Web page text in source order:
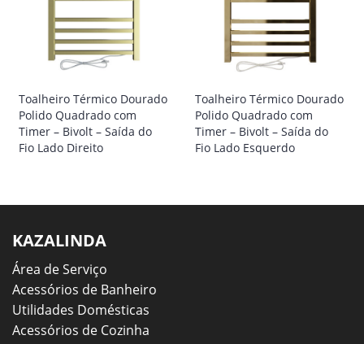
Toalheiro Térmico Dourado
Polido Quadrado com
Timer – Bivolt – Saída do
Fio Lado Direito
Toalheiro Térmico Dourado
Polido Quadrado com
Timer – Bivolt – Saída do
Fio Lado Esquerdo
KAZALINDA
Área de Serviço
Acessórios de Banheiro
Utilidades Domésticas
Acessórios de Cozinha